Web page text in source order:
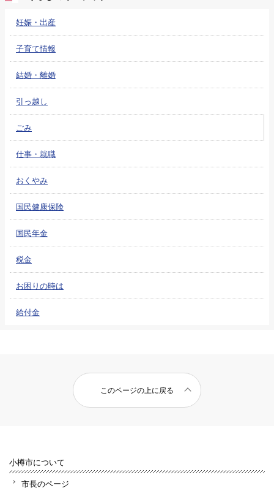
妊娠・出産
子育て情報
結婚・離婚
引っ越し
ごみ
仕事・就職
おくやみ
国民健康保険
国民年金
税金
お困りの時は
給付金
このページの上に戻る
小樽市について
市長のページ